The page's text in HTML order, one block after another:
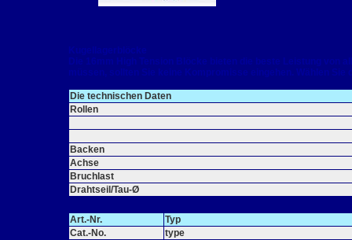
Kugellagerblöcke
Die 16mm High Tension Blöcke bieten die beste Leistung von
müssen, sollten Sie keine Kompromisse eingehen. Wählen Sie
Die technischen Daten
Rollen
Backen
Achse
Bruchlast
Drahtseil/Tau-Ø
Art.-Nr.
Typ
Cat.-No.
type